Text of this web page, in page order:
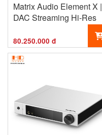
Matrix Audio Element X |
DAC Streaming Hi-Res
80.250.000 đ